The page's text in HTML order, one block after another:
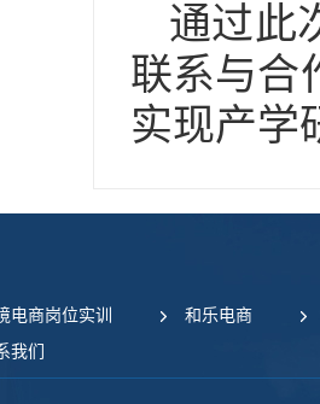
通过此
联系与合
实现产学
电商岗位实训
和乐电商
我们